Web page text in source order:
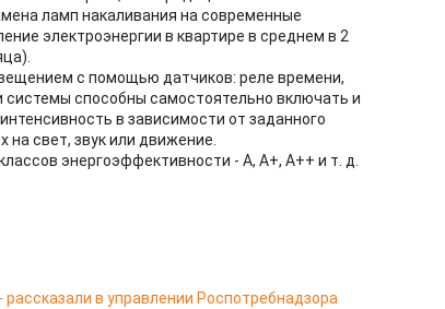
ламп накаливания на современные
электроэнергии в квартире в среднем в 2
с помощью датчиков: реле времени,
системы способны самостоятельно включать и
в зависимости от заданного
свет, звук или движение.
энергоэффективности - А, А+, А++ и т. д.
в управлении Роспотребнадзора